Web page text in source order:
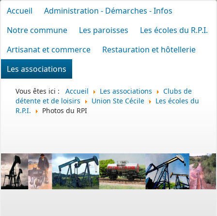
Accueil
Administration - Démarches - Infos
Notre commune
Les paroisses
Les écoles du R.P.I.
Artisanat et commerce
Restauration et hôtellerie
Les associations
Vous êtes ici : Accueil Les associations
Clubs de
détente et de loisirs
Union Ste Cécile
Les écoles du
R.P.I.
Photos du RPI